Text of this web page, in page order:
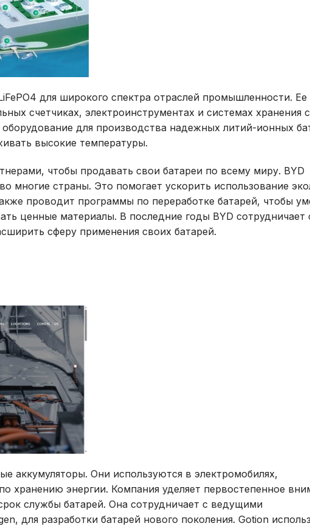
для широкого спектра отраслей промышленности. Ее
счетчиках, электроинструментах и системах хранения
оборудование для производства надежных литий-ионных
высокие температуры.
чтобы продавать свои батареи по всему миру. BYD
многие страны. Это помогает ускорить использование
проводит программы по переработке батарей, чтобы
ценные материалы. В последние годы BYD сотрудничает
сферу применения своих батарей.
аккумуляторы. Они используются в электромобилях,
хранению энергии. Компания уделяет первостепенное
службы батарей. Она сотрудничает с ведущими
для разработки батарей нового поколения. Gotion